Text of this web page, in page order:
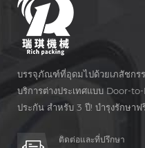
บรรจุภัณฑ์ที่อุดมไปด้วยเภสัชกร
บริการต่างประเทศแบบ Door-
ประกัน สำหรับ 3 ปี! บำรุงรักษาฟ
ติดต่อและที่ปรึกษา